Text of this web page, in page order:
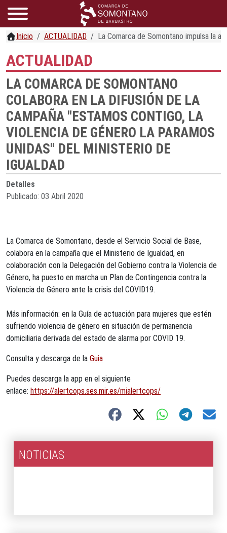
Inicio ACTUALIDAD La Comarca de Somontano impulsa la
ACTUALIDAD
LA COMARCA DE SOMONTANO
COLABORA EN LA DIFUSIÓN DE LA
CAMPAÑA "ESTAMOS CONTIGO, LA
VIOLENCIA DE GÉNERO LA PARAMOS
UNIDAS" DEL MINISTERIO DE
IGUALDAD
Detalles
Publicado: 03 Abril 2020
La Comarca de Somontano, desde el Servicio Social de Base,
colabora en la campaña que el Ministerio de Igualdad, en
colaboración con la Delegación del Gobierno contra la Violencia de
Género, ha puesto en marcha un Plan de Contingencia contra la
Violencia de Género ante la crisis del COVID19.
Más información: en la Guía de actuación para mujeres que estén
sufriendo violencia de género en situación de permanencia
domiciliaria derivada del estado de alarma por COVID 19.
Consulta y descarga de la Guia
Puedes descarga la app en el siguiente
enlace: https://alertcops.ses.mir.es/mialertcops/
NOTICIAS